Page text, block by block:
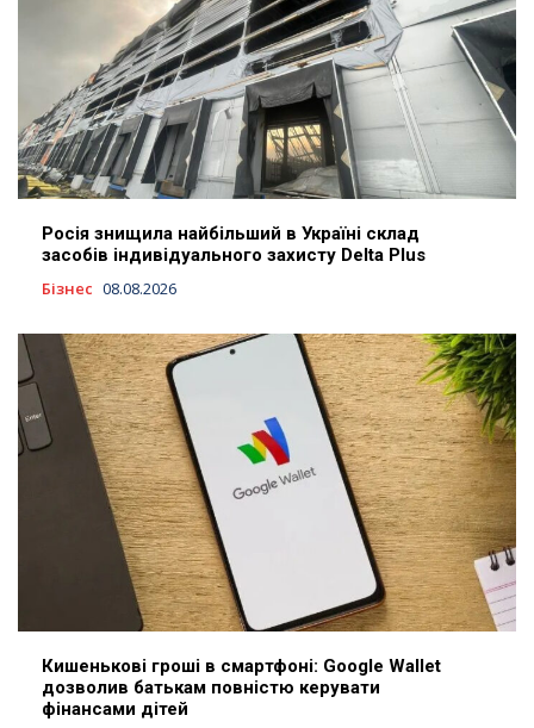
Росія знищила найбільший в Україні склад
засобів індивідуального захисту Delta Plus
Бізнес 08.08.2026
Кишенькові гроші в смартфоні: Google Wallet
дозволив батькам повністю керувати
фінансами дітей